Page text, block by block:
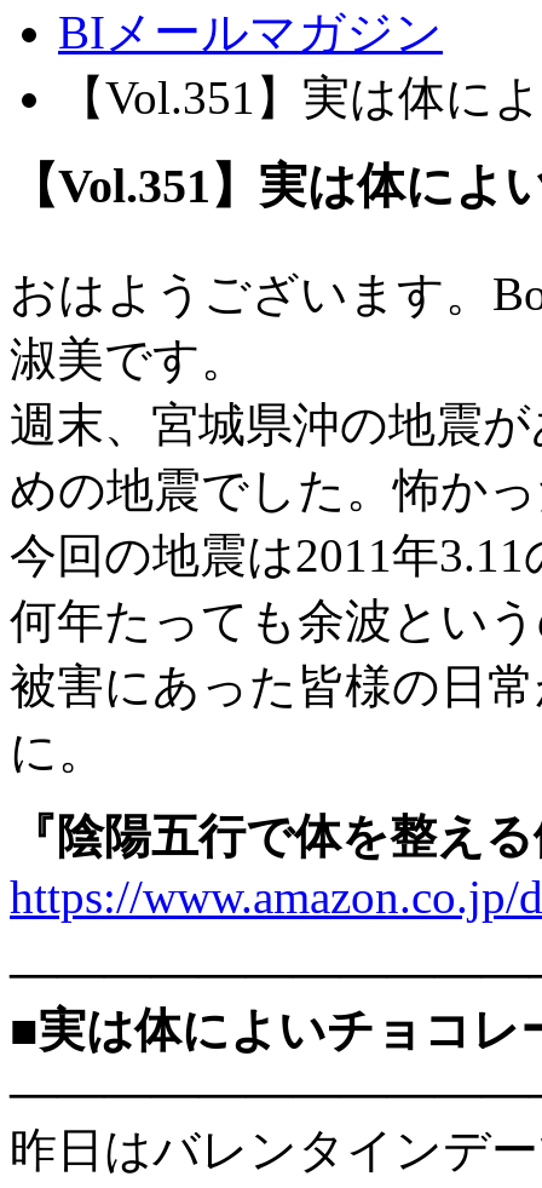
BIメールマガジン
【Vol.351】実は体に
【Vol.351】実は体によ
おはようございます。
淑美です。
週末、宮城県沖の地震
めの地震でした。怖か
今回の地震は2011年
何年たっても余波とい
被害にあった皆様の日
に。
『陰陽五行で体を整え
https://
■実は体によいチョコレ
昨日はバレンタインデ